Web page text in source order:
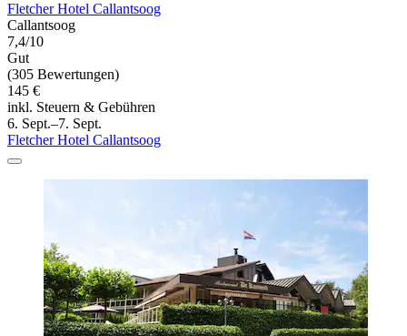
Fletcher Hotel Callantsoog
Callantsoog
7,4/10
Gut
(305 Bewertungen)
145 €
inkl. Steuern & Gebühren
6. Sept.–7. Sept.
Fletcher Hotel Callantsoog